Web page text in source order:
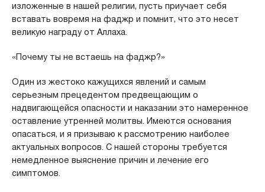
изложенные в нашей религии, пусть приучает себя
вставать вовремя на фаджр и помнит, что это несет
великую награду от Аллаха.
«Почему ты не встаешь на фаджр?»
Один из жестоко кажущихся явлений и самым
серьезным прецедентом предвещающим о
надвигающейся опасности и наказании это намеренное
оставление утренней молитвы. Имеются основания
опасаться, и я призываю к рассмотрению наиболее
актуальных вопросов. С нашей стороны требуется
немедленное выяснение причин и лечение его
симптомов.